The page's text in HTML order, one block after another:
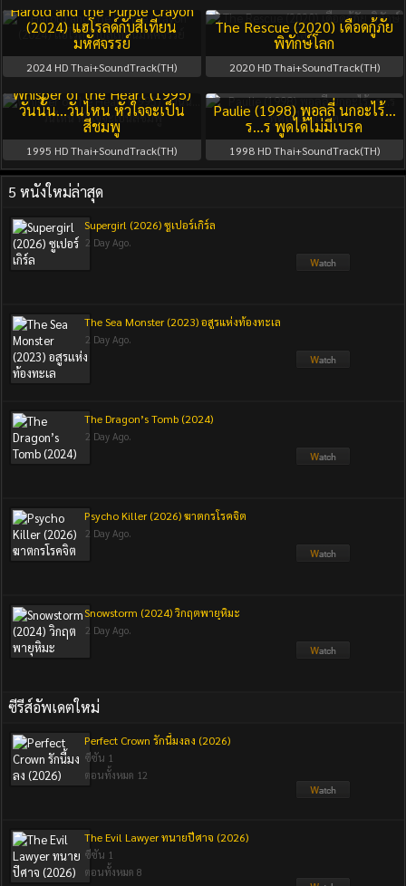
Harold and the Purple Crayon
(2024) แฮโรลด์กับสีเทียน
มหัศจรรย์
2024 HD Thai+SoundTrack(TH)
The Rescue (2020) เดือดกู้ภัย
พิทักษ์โลก
2020HD Thai+SoundTrack(TH)
Whisper of the Heart (1995)
วันนั้น…วันไหน หัวใจจะเป็น
สีชมพู
1995 HD Thai+SoundTrack(TH)
Paulie (1998) พอลลี่ นกอะไร้…
ร…ร พูดได้ไม่มีเบรค
1998HD Thai+SoundTrack(TH)
5 หนังใหม่ล่าสุด
Supergirl (2026) ซูเปอร์เกิร์ล
2 Day Ago.
The Sea Monster (2023) อสูรแห่งท้องทะเล
2 Day Ago.
The Dragon’s Tomb (2024)
2 Day Ago.
Psycho Killer (2026) ฆาตกรโรคจิต
2 Day Ago.
Snowstorm (2024) วิกฤตพายุหิมะ
2 Day Ago.
ซีรีส์อัพเดตใหม่
Perfect Crown รักนี้มงลง (2026)
ซีซัน 1
ตอนทั้งหมด 12
The Evil Lawyer ทนายปีศาจ (2026)
ซีซัน 1
ตอนทั้งหมด 8